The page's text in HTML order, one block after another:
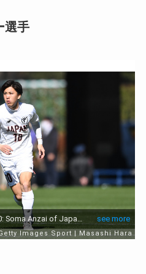
選手